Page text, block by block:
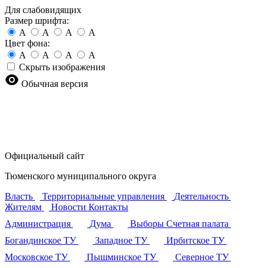
Для слабовидящих
Размер шрифта:
A
A A
A
Цвет фона:
A
A A
A
Скрыть изображения
Обычная версия
Официальный сайт
Тюменского муниципального округа
Власть
Территориальные управления
Деятельность
Жителям
Новости Контакты
Администрация
Дума Выборы Счетная палата
Богандинское ТУ
Западное ТУ
Ирбитское ТУ
Московское ТУ
Пышминское ТУ
Северное ТУ